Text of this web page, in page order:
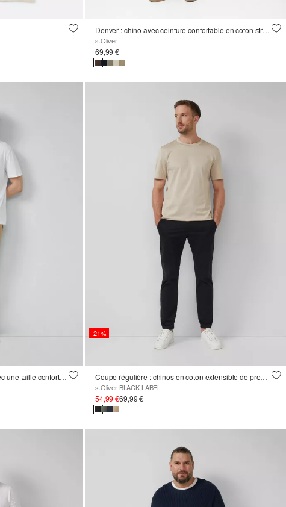
Denver : chino avec ceinture confortable en coton stretch
s.Oliver
69,99 €
Seattle : chino de style ouvrier avec une taille confortable en coton stretch
-21%
Coupe régulière : chinos en coton extensible de première qualité
s.Oliver BLACK LABEL
54,99 €69,99 €